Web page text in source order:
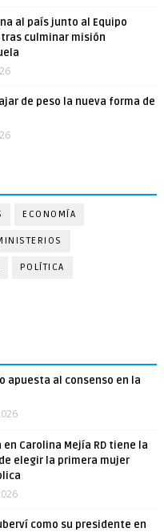
al país junto al Equipo
tras culminar misión
de peso la nueva forma de
ECONOMÍA
POLÍTICA
apuesta al consenso en la
Carolina Mejía RD tiene la
elegir la primera mujer
como su presidente en